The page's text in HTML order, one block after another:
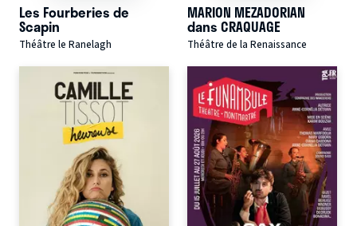
Les Fourberies de
Scapin
Théâtre le Ranelagh
MARION MEZADORIAN
dans CRAQUAGE
Théâtre de la Renaissance